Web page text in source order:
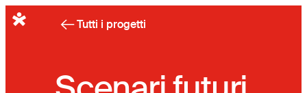
Tutti i progetti